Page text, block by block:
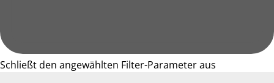
Schließt den angewählten Filter-Parameter aus